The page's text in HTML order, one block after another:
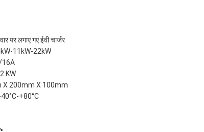
पर लगाए गए ईवी चार्जर
11kW-22kW
16A
KW
X 200mm X 100mm
40°C-+80°C